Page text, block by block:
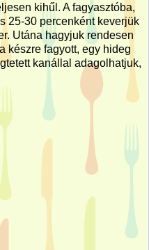
kihűl. A fagyasztóba,
25-30 percenként keverjük
Utána hagyjuk rendesen
készre fagyott, egy hideg
kanállal adagolhatjuk,